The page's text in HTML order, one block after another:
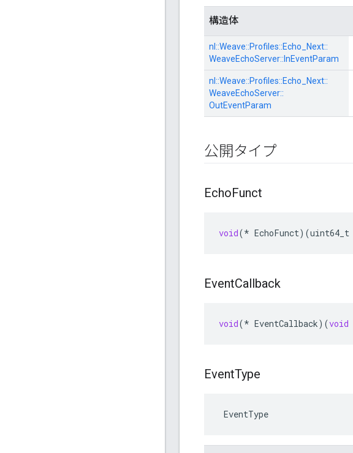
構造体
nl::Weave::Profiles::Echo_Next::
WeaveEchoServer:: InEventParam
nl::Weave::Profiles::Echo_Next::
WeaveEchoServer::
OutEventParam
公開タイプ
EchoFunct
void(* EchoFunct)(uint64_t
EventCallback
void(* EventCallback)(void
EventType
EventType